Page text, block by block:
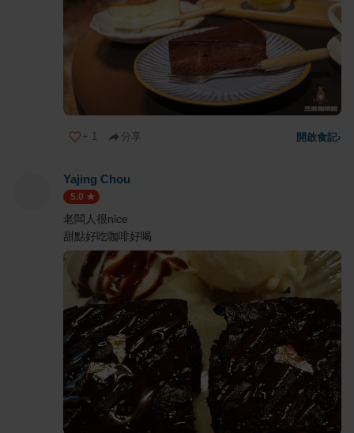
+ 1 分享 開啟食記›
Yajing Chou
5.0
老闆人很nice
甜點好吃咖啡好喝